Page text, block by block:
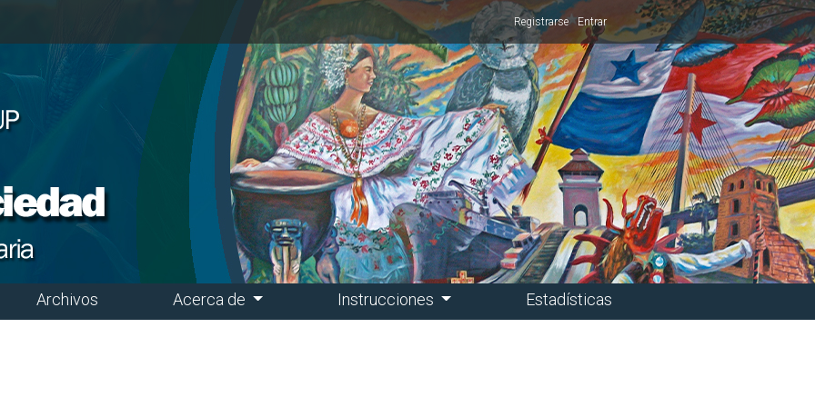
Registrarse Entrar
Archivos Acerca de Instrucciones Estadísticas